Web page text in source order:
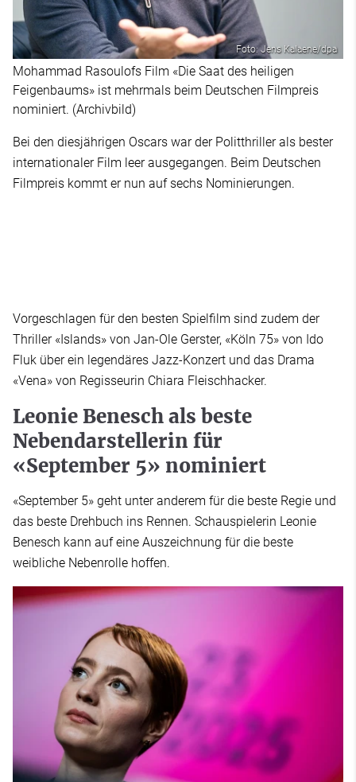
Foto: Jens Kalaene/dpa
Mohammad Rasoulofs Film «Die Saat des heiligen
Feigenbaums» ist mehrmals beim Deutschen Filmpreis
nominiert. (Archivbild)
Bei den diesjährigen Oscars war der Politthriller als bester
internationaler Film leer ausgegangen. Beim Deutschen
Filmpreis kommt er nun auf sechs Nominierungen.
Vorgeschlagen für den besten Spielfilm sind zudem der
Thriller «Islands» von Jan-Ole Gerster, «Köln 75» von Ido
Fluk über ein legendäres Jazz-Konzert und das Drama
«Vena» von Regisseurin Chiara Fleischhacker.
Leonie Benesch als beste
Nebendarstellerin für
«September 5» nominiert
«September 5» geht unter anderem für die beste Regie und
das beste Drehbuch ins Rennen. Schauspielerin Leonie
Benesch kann auf eine Auszeichnung für die beste
weibliche Nebenrolle hoffen.